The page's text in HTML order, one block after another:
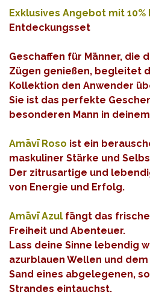
Exklusives Angebot mit 10%
Entdeckungsset
Geschaffen für Männer, die
Zügen genießen, begleitet
Kollektion den Anwender
Sie ist das perfekte
besonderen Mann in
Amāvī Roso ist ein
maskuliner Stärke und
Der zitrusartige und
von Energie und Erfolg.
Amāvī Azul fängt das
Freiheit und Abenteuer.
Lass deine Sinne lebendig
azurblauen Wellen und
Sand eines abgelegenen,
Strandes eintauchst.